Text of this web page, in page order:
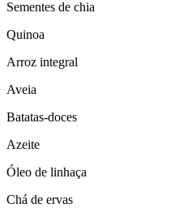
Sementes de chia
Quinoa
Arroz integral
Aveia
Batatas-doces
Azeite
Óleo de linhaça
Chá de ervas